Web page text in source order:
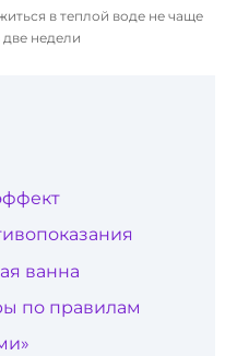
в теплой воде не чаще
две недели
ванна
по правилам